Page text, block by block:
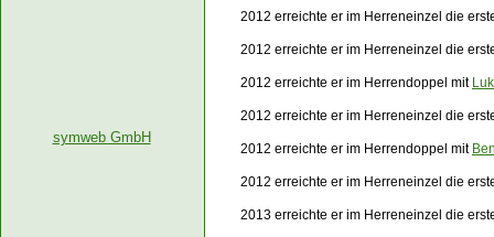
2012 erreichte er im Herreneinzel die
2012 erreichte er im Herreneinzel die
2012 erreichte er im Herrendoppel mit
2012 erreichte er im Herreneinzel die
2012 erreichte er im Herrendoppel mit
2012 erreichte er im Herreneinzel die
2013 erreichte er im Herreneinzel die
symweb GmbH